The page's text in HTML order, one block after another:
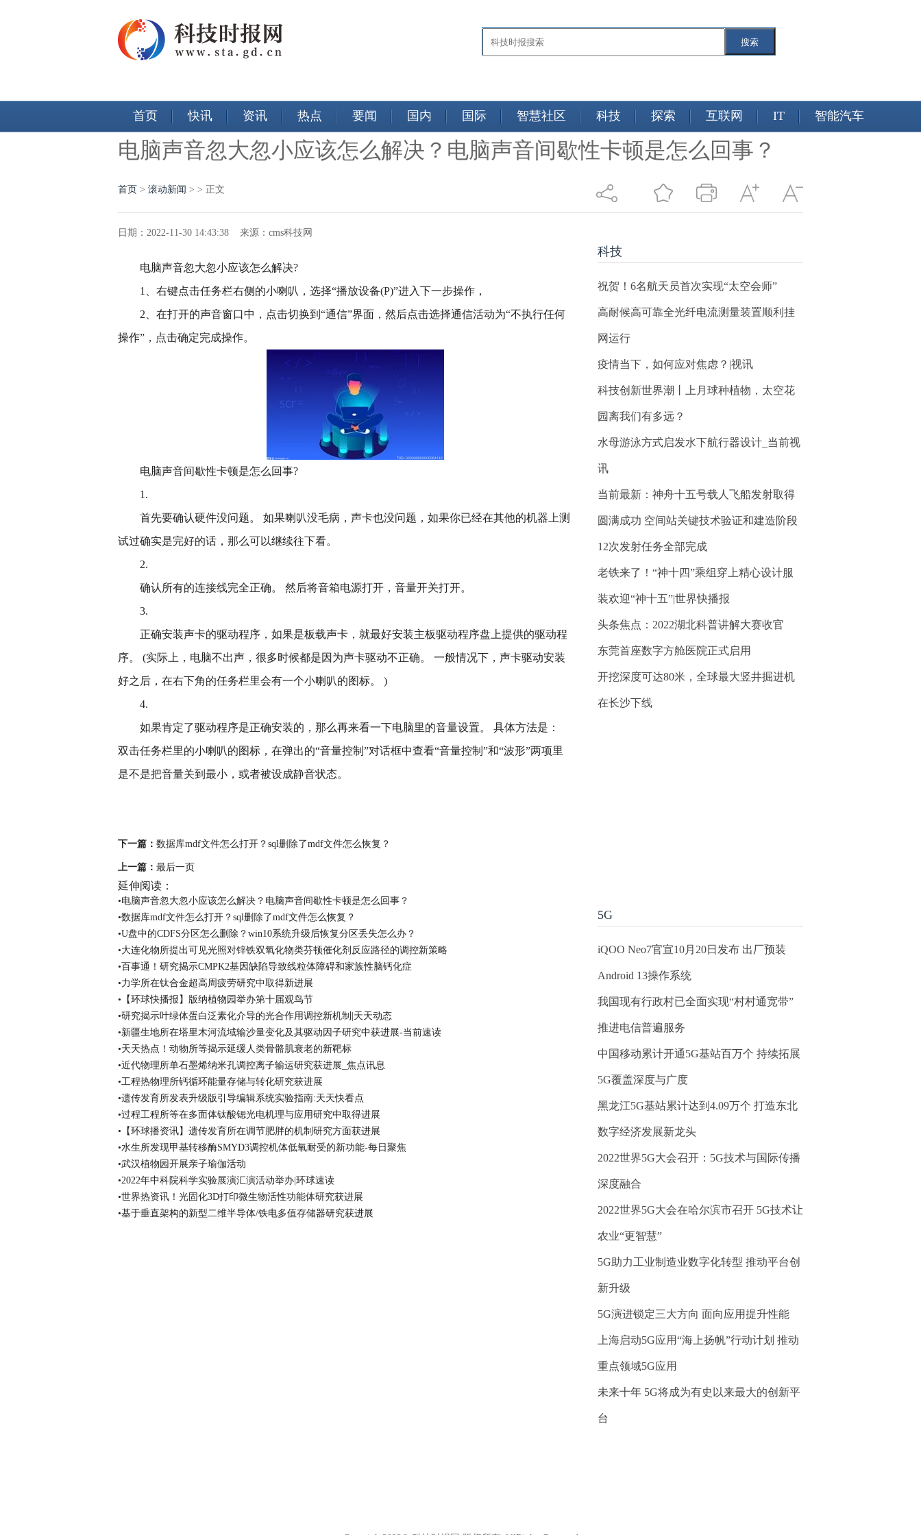
搜索
首页 快讯 资讯 热点 要闻 国内 国际 智慧社区 科技 探索 互联网 IT 智能汽车
电脑声音忽大忽小应该怎么解决？电脑声音间歇性卡顿是怎么回事？
首页 > 滚动新闻 > > 正文
日期：2022-11-30 14:43:38 来源：cms科技网
电脑声音忽大忽小应该怎么解决?
1、右键点击任务栏右侧的小喇叭，选择“播放设备(P)”进入下一步操作，
2、在打开的声音窗口中，点击切换到“通信”界面，然后点击选择通信活动为“不执行任何
操作”，点击确定完成操作。
电脑声音间歇性卡顿是怎么回事?
1.
首先要确认硬件没问题。 如果喇叭没毛病，声卡也没问题，如果你已经在其他的机器上测
试过确实是完好的话，那么可以继续往下看。
2.
确认所有的连接线完全正确。 然后将音箱电源打开，音量开关打开。
3.
正确安装声卡的驱动程序，如果是板载声卡，就最好安装主板驱动程序盘上提供的驱动程
序。 (实际上，电脑不出声，很多时候都是因为声卡驱动不正确。 一般情况下，声卡驱动安装
好之后，在右下角的任务栏里会有一个小喇叭的图标。 )
4.
如果肯定了驱动程序是正确安装的，那么再来看一下电脑里的音量设置。 具体方法是：
双击任务栏里的小喇叭的图标，在弹出的“音量控制”对话框中查看“音量控制”和“波形”两项里
是不是把音量关到最小，或者被设成静音状态。
下一篇： 数据库mdf文件怎么打开？sql删除了mdf文件怎么恢复？
上一篇： 最后一页
延伸阅读：
•电脑声音忽大忽小应该怎么解决？电脑声音间歇性卡顿是怎么回事？
•数据库mdf文件怎么打开？sql删除了mdf文件怎么恢复？
•U盘中的CDFS分区怎么删除？win10系统升级后恢复分区丢失怎么办？
•大连化物所提出可见光照对锌铁双氧化物类芬顿催化剂反应路径的调控新策略
•百事通！研究揭示CMPK2基因缺陷导致线粒体障碍和家族性脑钙化症
•力学所在钛合金超高周疲劳研究中取得新进展
•【环球快播报】版纳植物园举办第十届观鸟节
•研究揭示叶绿体蛋白泛素化介导的光合作用调控新机制|天天动态
•新疆生地所在塔里木河流域输沙量变化及其驱动因子研究中获进展-当前速读
•天天热点！动物所等揭示延缓人类骨骼肌衰老的新靶标
•近代物理所单石墨烯纳米孔调控离子输运研究获进展_焦点讯息
•工程热物理所钙循环能量存储与转化研究获进展
•遗传发育所发表升级版引导编辑系统实验指南:天天快看点
•过程工程所等在多面体钛酸锶光电机理与应用研究中取得进展
•【环球播资讯】遗传发育所在调节肥胖的机制研究方面获进展
•水生所发现甲基转移酶SMYD3调控机体低氧耐受的新功能-每日聚焦
•武汉植物园开展亲子瑜伽活动
•2022年中科院科学实验展演汇演活动举办|环球速读
•世界热资讯！光固化3D打印微生物活性功能体研究获进展
•基于垂直架构的新型二维半导体/铁电多值存储器研究获进展
科技
祝贺！6名航天员首次实现“太空会师”
高耐候高可靠全光纤电流测量装置顺利挂
网运行
疫情当下，如何应对焦虑？|视讯
科技创新世界潮丨上月球种植物，太空花
园离我们有多远？
水母游泳方式启发水下航行器设计_当前视
讯
当前最新：神舟十五号载人飞船发射取得
圆满成功 空间站关键技术验证和建造阶段
12次发射任务全部完成
老铁来了！“神十四”乘组穿上精心设计服
装欢迎“神十五”|世界快播报
头条焦点：2022湖北科普讲解大赛收官
东莞首座数字方舱医院正式启用
开挖深度可达80米，全球最大竖井掘进机
在长沙下线
5G
iQOO Neo7官宣10月20日发布 出厂预装
Android 13操作系统
我国现有行政村已全面实现“村村通宽带”
推进电信普遍服务
中国移动累计开通5G基站百万个 持续拓展
5G覆盖深度与广度
黑龙江5G基站累计达到4.09万个 打造东北
数字经济发展新龙头
2022世界5G大会召开：5G技术与国际传播
深度融合
2022世界5G大会在哈尔滨市召开 5G技术让
农业“更智慧”
5G助力工业制造业数字化转型 推动平台创
新升级
5G演进锁定三大方向 面向应用提升性能
上海启动5G应用“海上扬帆”行动计划 推动
重点领域5G应用
未来十年 5G将成为有史以来最大的创新平
台